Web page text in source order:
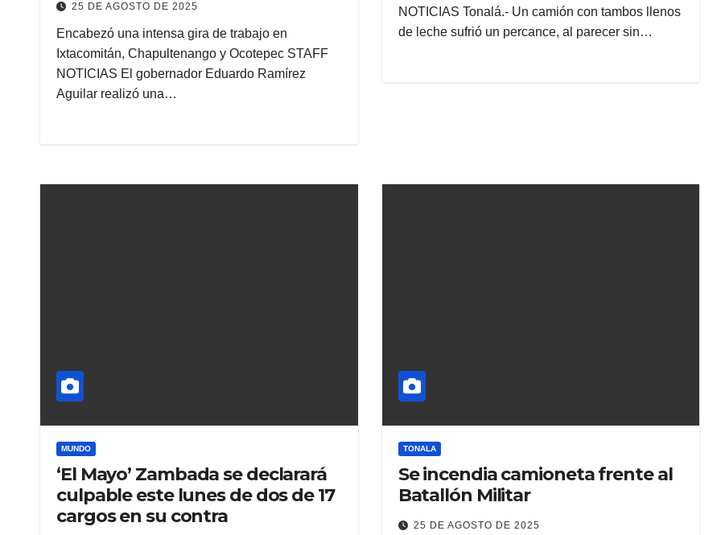
25 DE AGOSTO DE 2025
Encabezó una intensa gira de trabajo en
Ixtacomitán, Chapultenango y Ocotepec STAFF
NOTICIAS El gobernador Eduardo Ramírez
Aguilar realizó una…
NOTICIAS Tonalá.- Un camión con tambos llenos
de leche sufrió un percance, al parecer sin…
MUNDO
‘El Mayo’ Zambada se declarará
culpable este lunes de dos de 17
cargos en su contra
TONALA
Se incendia camioneta frente al
Batallón Militar
25 DE AGOSTO DE 2025